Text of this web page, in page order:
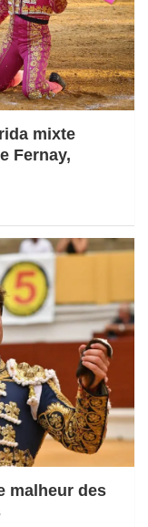
mixte
Fernay,
malheur des